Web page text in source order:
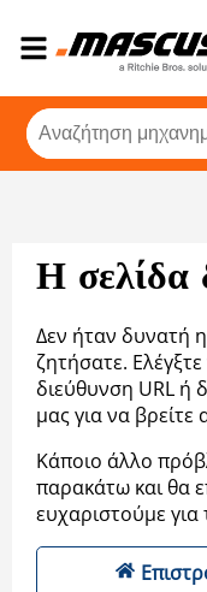
Η σελίδα
Δεν ήταν δυνατή
ζητήσατε.
διεύθυνση URL ή
μας για να
Κάποιο άλλο
παρακάτω και θα
ευχαριστούμε